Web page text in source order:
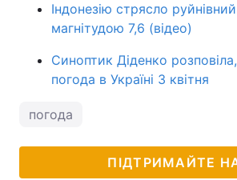
Індонезію стрясло
магнітудою 7,6 (відео)
Синоптик Діденко
погода в Україні 3 квітня
погода
ПІДТРИМАЙТЕ